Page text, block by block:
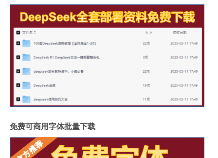
免费可商用字体批量下载